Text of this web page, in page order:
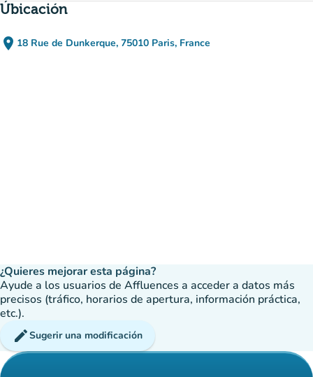
Úbicación
place 18 Rue de Dunkerque, 75010 Paris, France
(abrir en Google Maps)
(nueva pestaña)
¿Quieres mejorar esta página?
Ayude a los usuarios de Affluences a acceder a datos más
precisos (tráfico, horarios de apertura, información práctica,
etc.).
editSugerir una modificación